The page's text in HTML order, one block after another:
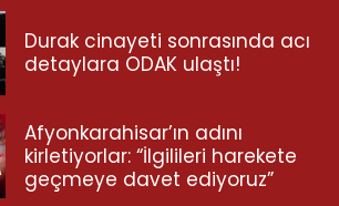
Durak cinayeti sonrasında acı
detaylara ODAK ulaştı!
Afyonkarahisar’ın adını
kirletiyorlar: “İlgilileri harekete
geçmeye davet ediyoruz”